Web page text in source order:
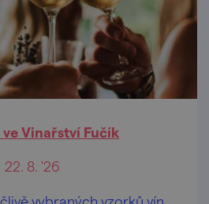
Vinařství Fučík
22. 8. '26
vybraných vzorků vín